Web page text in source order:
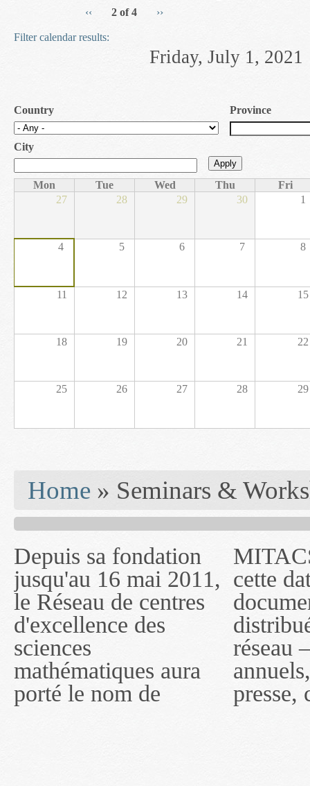
‹‹ 2 of 4 ››
Filter calendar results:
Friday, July 1, 2021
Country Province
City
Mon Tue Wed Thu
Fri
27
28 29 30 1
4 5 6 7 8
11 12 13 14 15
18 19 20 21 22
25 26 27 28 29
Home » Seminars &
Depuis sa fondation
jusqu'au 16 mai 2011,
le Réseau de centres
d'excellence des
sciences
mathématiques aura
porté le nom de
MITACS inc. Jusqu'à
cette date, les
documents publiés ou
distribués par ce
réseau — rapports
annuels, coupures de
presse, communiqués
— l'auront désigné
sous le nom de
MITACS inc. À
compter du 16 mai
2011, toutefois, le
réseau portera le nom